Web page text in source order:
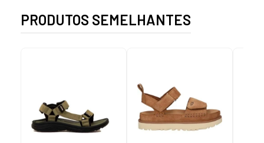
PRODUTOS SEMELHANTES